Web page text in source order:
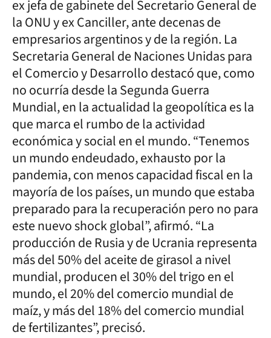
ex jefa de gabinete del Secretario General de
la ONU y ex Canciller, ante decenas de
empresarios argentinos y de la región. La
Secretaria General de Naciones Unidas para
el Comercio y Desarrollo destacó que, como
no ocurría desde la Segunda Guerra
Mundial, en la actualidad la geopolítica es la
que marca el rumbo de la actividad
económica y social en el mundo. “Tenemos
un mundo endeudado, exhausto por la
pandemia, con menos capacidad fiscal en la
mayoría de los países, un mundo que estaba
preparado para la recuperación pero no para
este nuevo shock global”, afirmó. “La
producción de Rusia y de Ucrania representa
más del 50% del aceite de girasol a nivel
mundial, producen el 30% del trigo en el
mundo, el 20% del comercio mundial de
maíz, y más del 18% del comercio mundial
de fertilizantes”, precisó.